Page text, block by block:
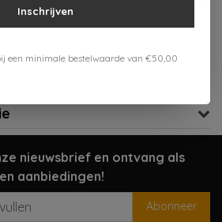
75,-
nieuwsbrief en ontvang als
aanbiedingen!
Abonneer
Inschrijven
een minimale bestelwaarde van €50,00